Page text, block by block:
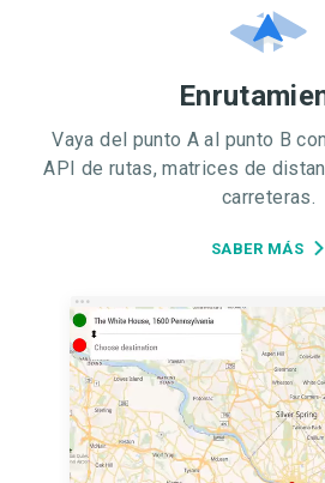
Vaya del punto A al punto B
API de rutas, matrices de
carreteras.
SABER MÁS